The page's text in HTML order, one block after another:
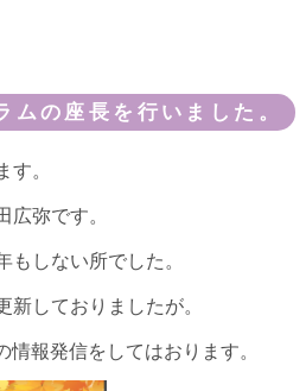
ムの座長を行いました。
す。
広弥です。
もしない所でした。
新しておりましたが。
報発信をしてはおります。